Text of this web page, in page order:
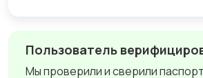
Пользователь
Мы проверили и сверили